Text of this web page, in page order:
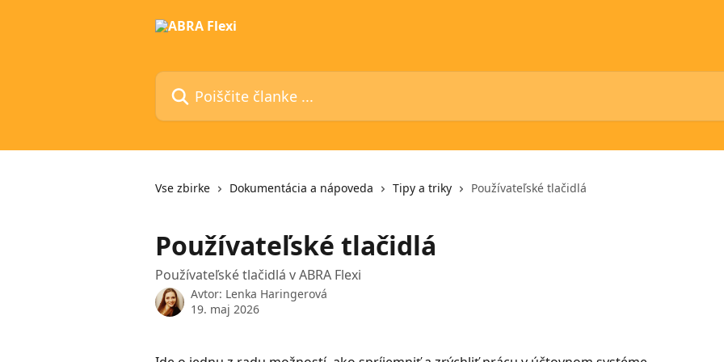
Poiščite članke ...
Vse zbirke Dokumentácia a nápoveda Tipy a triky Používateľské tlačidlá
Používateľské tlačidlá
Používateľské tlačidlá v ABRA Flexi
Avtor: Lenka Haringerová
19. maj 2026